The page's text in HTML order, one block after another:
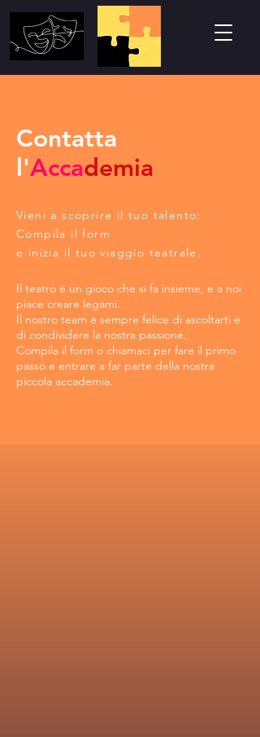
Contatta
l'Accademia
Vieni a scoprire il tuo talento:
Compila il form
e inizia il tuo viaggio teatrale.
Il teatro è un gioco che si fa insieme, e a noi
piace creare legami.
Il nostro team è sempre felice di ascoltarti e
di condividere la nostra passione.
Compila il form o chiamaci per fare il primo
passo e entrare a far parte della nostra
piccola accademia.